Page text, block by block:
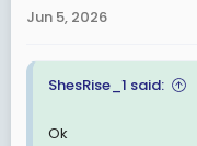
s
Jun 5, 2026
ShesRise_1 said:
Ok